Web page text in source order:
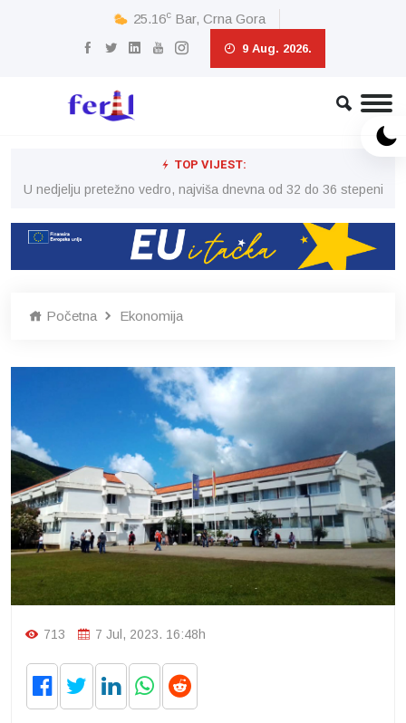
25.16c Bar, Crna Gora
9 Aug. 2026.
TOP VIJEST:
U nedjelju pretežno vedro, najviša dnevna od 32 do 36 stepeni
Početna Ekonomija
713 7 Jul, 2023. 16:48h